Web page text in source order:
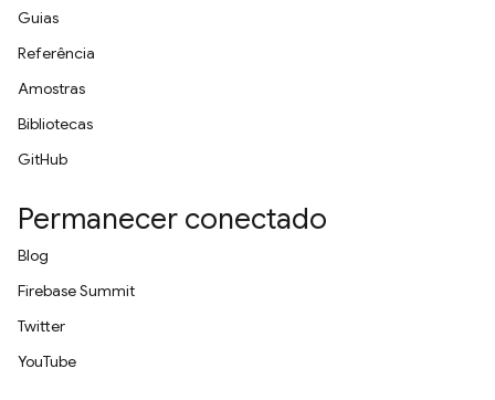
Guias
Referência
Amostras
Bibliotecas
GitHub
Permanecer conectado
Blog
Firebase Summit
Twitter
YouTube